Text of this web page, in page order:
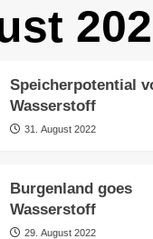
Speicherpotential
Wasserstoff
31. August 2022
Burgenland goes
Wasserstoff
29. August 2022